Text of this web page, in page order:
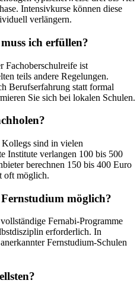
Intensivkurse können diese
verlängern.
ich erfüllen?
Fachoberschulreife ist
teils andere Regelungen.
Berufserfahrung statt formal
Sie sich bei lokalen Schulen.
sind in vielen
Institute verlangen 100 bis 500
berechnen 150 bis 400 Euro
oft möglich.
möglich?
Fernabi-Programme
erforderlich. In
Fernstudium-Schulen